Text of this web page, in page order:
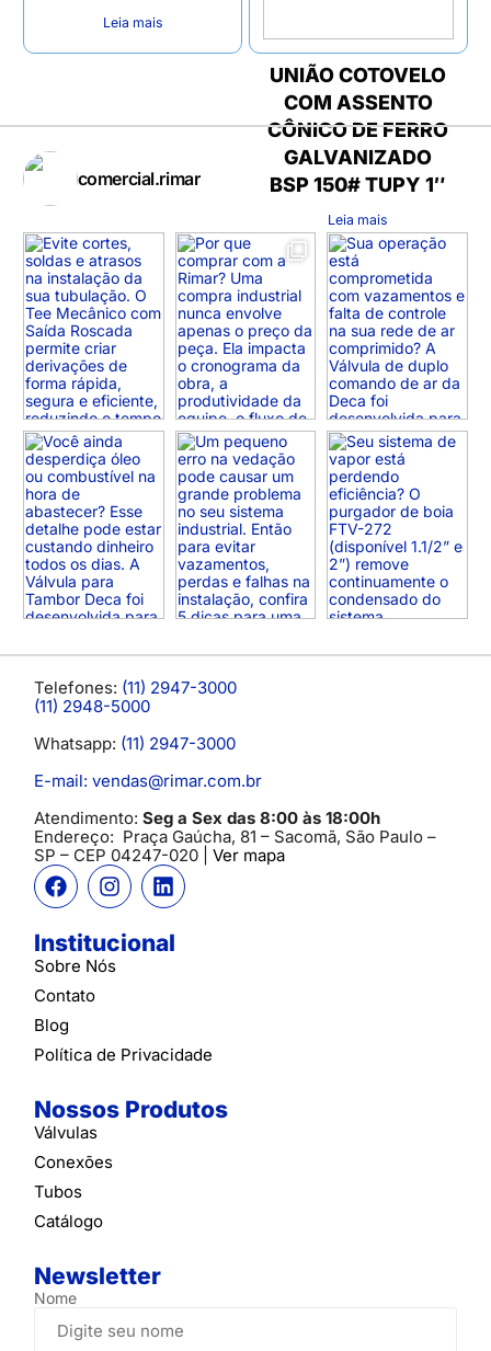
Leia mais
UNIÃO COTOVELO
COM ASSENTO
CÔNICO DE FERRO
GALVANIZADO
BSP 150# TUPY 1″
Leia mais
comercial.rimar
Telefones: (11) 2947-3000
(11) 2948-5000
Whatsapp: (11) 2947-3000
E-mail: vendas@rimar.com.br
Atendimento: Seg a Sex das 8:00 às 18:00h
Endereço: Praça Gaúcha, 81 – Sacomã, São Paulo –
SP – CEP 04247-020 | Ver mapa
Institucional
Sobre Nós
Contato
Blog
Política de Privacidade
Nossos Produtos
Válvulas
Conexões
Tubos
Catálogo
Newsletter
Nome